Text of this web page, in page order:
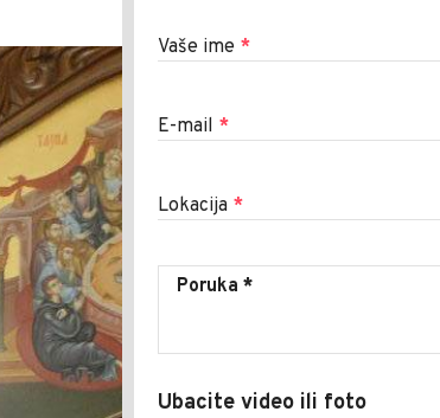
Vaše ime *
E-mail *
Lokacija *
Ubacite video ili foto